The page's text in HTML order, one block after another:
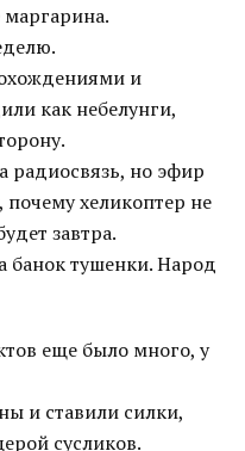
и
как небелунги,
но эфир
хеликоптер не
завтра.
банок тушенки. Народ
еще было много, у
и ставили силки,
сусликов.